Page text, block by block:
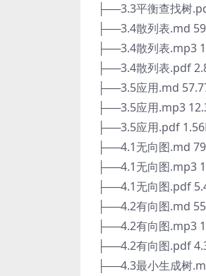
├──3.3平衡查找树
├──3.4散列表.md
├──3.4散列表.mp3
├──3.4散列表.pdf
├──3.5应用.md
├──3.5应用.mp3
├──3.5应用.pdf
├──4.1无向图.md
├──4.1无向图.mp3
├──4.1无向图.pdf
├──4.2有向图.md
├──4.2有向图.mp3
├──4.2有向图.pdf
├──4.3最小生成树